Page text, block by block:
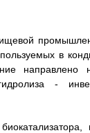
в
направлено
-